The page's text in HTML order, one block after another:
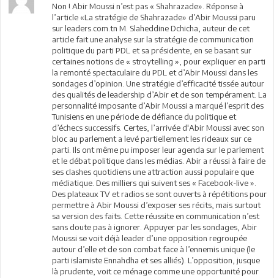
Non ! Abir Moussi n’est pas « Shahrazade». Réponse à
l’article «La stratégie de Shahrazade» d’Abir Moussi paru
sur leaders.com.tn M. Slaheddine Dchicha, auteur de cet
article fait une analyse sur la stratégie de communication
politique du parti PDL et sa présidente, en se basant sur
certaines notions de « stroytelling », pour expliquer en parti
la remonté spectaculaire du PDL et d’Abir Moussi dans les
sondages d’opinion. Une stratégie d’efficacité tissée autour
des qualités de leadership d’Abir et de son tempérament. La
personnalité imposante d’Abir Moussi a marqué l’esprit des
Tunisiens en une période de défiance du politique et
d’échecs successifs. Certes, l’arrivée d'Abir Moussi avec son
bloc au parlement a levé partiellement les rideaux sur ce
parti. Ils ont même pu imposer leur agenda sur le parlement
et le débat politique dans les médias. Abir a réussi à faire de
ses clashes quotidiens une attraction aussi populaire que
médiatique. Des milliers qui suivent ses « Facebook-live ».
Des plateaux TV et radios se sont ouverts à répétitions pour
permettre à Abir Moussi d’exposer ses récits, mais surtout
sa version des faits. Cette réussite en communication n’est
sans doute pas à ignorer. Appuyer par les sondages, Abir
Moussi se voit déjà leader d’une opposition regroupée
autour d’elle et de son combat face à l’ennemis unique (le
parti islamiste Ennahdha et ses alliés). L’opposition, jusque
là prudente, voit ce ménage comme une opportunité pour